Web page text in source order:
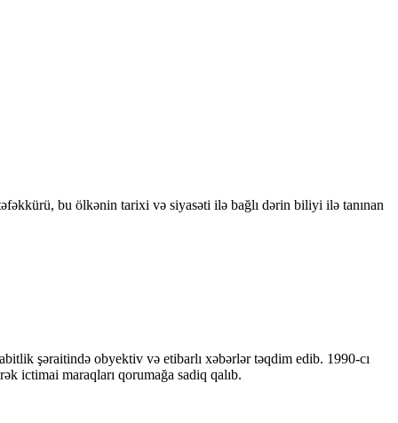
bu ölkənin tarixi və siyasəti ilə bağlı dərin biliyi ilə tanınan
şəraitində obyektiv və etibarlı xəbərlər təqdim edib. 1990-cı
ictimai maraqları qorumağa sadiq qalıb.